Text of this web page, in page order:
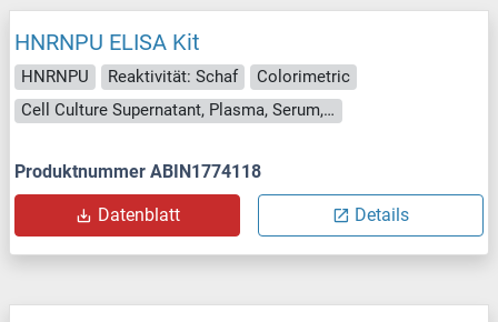
HNRNPU ELISA Kit
HNRNPU Reaktivität: Schaf
Colorimetric
Cell Culture Supernatant, Plasma, Serum, Tissue Homogenate
Produktnummer ABIN1774118
Datenblatt Details